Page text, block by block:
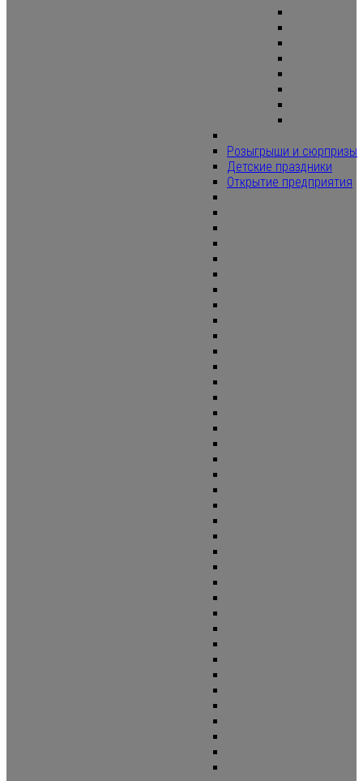
Розыгрыши и сюрпризы
Детские праздники
Открытие предприятия